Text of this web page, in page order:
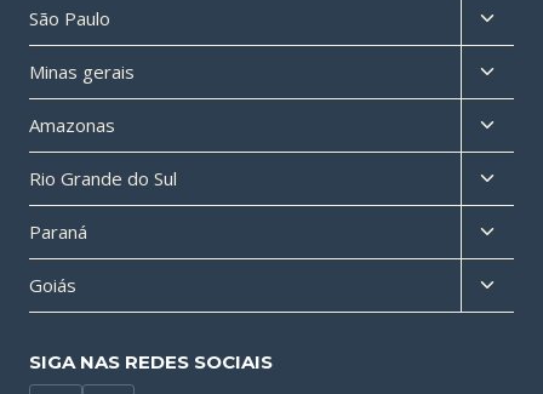
São Paulo
menu
filho
Minas gerais
menu
filho
Amazonas
menu
filho
Rio Grande do Sul
menu
filho
Paraná
menu
filho
Goiás
menu
SIGA NAS REDES SOCIAIS